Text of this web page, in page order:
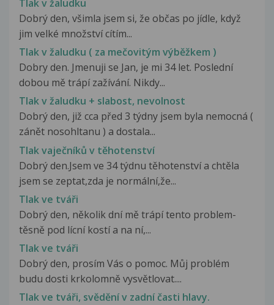
Tlak v žaludku
Dobrý den, všimla jsem si, že občas po jídle, když
jim velké množství cítím...
Tlak v žaludku ( za mečovitým výběžkem )
Dobry den. Jmenuji se Jan, je mi 34 let. Poslední
dobou mě trápí zažívání. Nikdy...
Tlak v žaludku + slabost, nevolnost
Dobrý den, již cca před 3 týdny jsem byla nemocná (
zánět nosohltanu ) a dostala...
Tlak vaječníků v těhotenství
Dobrý den.Jsem ve 34 týdnu těhotenství a chtěla
jsem se zeptat,zda je normální,že...
Tlak ve tváři
Dobrý den, několik dní mě trápí tento problem-
těsně pod lícní kostí a na ní,...
Tlak ve tváři
Dobrý den, prosím Vás o pomoc. Můj problém
budu dosti krkolomně vysvětlovat....
Tlak ve tváři, svědění v zadní časti hlavy.